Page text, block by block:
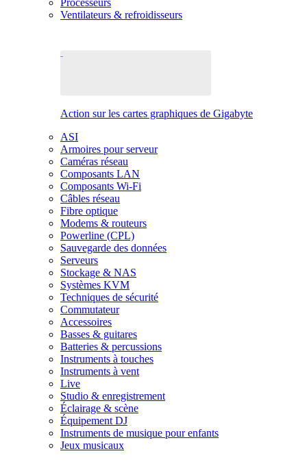
Processeurs
Ventilateurs & refroidisseurs
Action sur les cartes graphiques de Gigabyte
ASI
Armoires pour serveur
Caméras réseau
Composants LAN
Composants Wi-Fi
Câbles réseau
Fibre optique
Modems & routeurs
Powerline (CPL)
Sauvegarde des données
Serveurs
Stockage & NAS
Systèmes KVM
Techniques de sécurité
Commutateur
Accessoires
Basses & guitares
Batteries & percussions
Instruments à touches
Instruments à vent
Live
Studio & enregistrement
Éclairage & scène
Équipement DJ
Instruments de musique pour enfants
Jeux musicaux